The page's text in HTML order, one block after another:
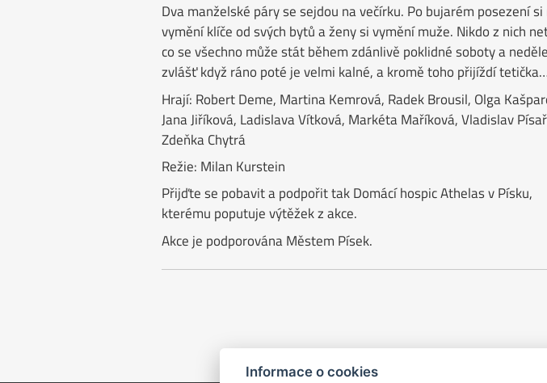
Dva manželské páry se sejdou na večírku. Po bujarém posezení si
vymění klíče od svých bytů a ženy si vymění muže. Nikdo z nich
co se všechno může stát během zdánlivě poklidné soboty a
zvlášť když ráno poté je velmi kalné, a kromě toho přijíždí
Hrají: Robert Deme, Martina Kemrová, Radek Brousil, Olga
Jana Jiříková, Ladislava Vítková, Markéta Maříková, Vladislav
Zdeňka Chytrá
Režie: Milan Kurstein
Přijďte se pobavit a podpořit tak Domácí hospic Athelas v Písku,
kterému poputuje výtěžek z akce.
Akce je podporována Městem Písek.
Informace o cookies